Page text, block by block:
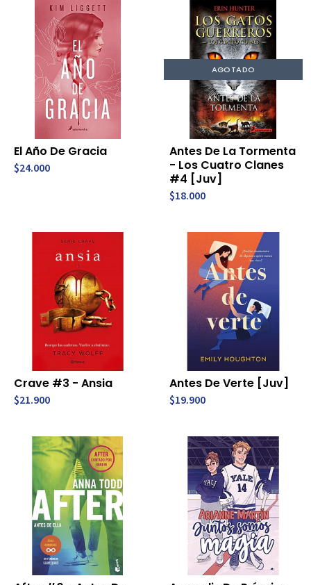
El Año De Gracia
$24.000
AGOTADO
Antes De La Tormenta
- Los Cuatro Clanes
#4 [Juv]
$18.000
Crave #3 - Ansia
$21.900
Antes De Verte [Juv]
$19.900